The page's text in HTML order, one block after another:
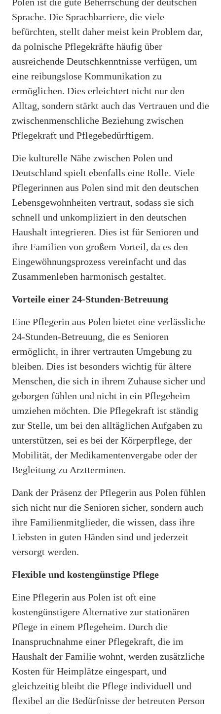
Sprache. Die Sprachbarriere, die viele
befürchten, stellt daher meist kein Problem dar,
da polnische Pflegekräfte häufig über
ausreichende Deutschkenntnisse verfügen, um
eine reibungslose Kommunikation zu
ermöglichen. Dies erleichtert nicht nur den
Alltag, sondern stärkt auch das Vertrauen und die
zwischenmenschliche Beziehung zwischen
Pflegekraft und Pflegebedürftigem.
Die kulturelle Nähe zwischen Polen und
Deutschland spielt ebenfalls eine Rolle. Viele
Pflegerinnen aus Polen sind mit den deutschen
Lebensgewohnheiten vertraut, sodass sie sich
schnell und unkompliziert in den deutschen
Haushalt integrieren. Dies ist für Senioren und
ihre Familien von großem Vorteil, da es den
Eingewöhnungsprozess vereinfacht und das
Zusammenleben harmonisch gestaltet.
Vorteile einer 24-Stunden-Betreuung
Eine Pflegerin aus Polen bietet eine verlässliche
24-Stunden-Betreuung, die es Senioren
ermöglicht, in ihrer vertrauten Umgebung zu
bleiben. Dies ist besonders wichtig für ältere
Menschen, die sich in ihrem Zuhause sicher und
geborgen fühlen und nicht in ein Pflegeheim
umziehen möchten. Die Pflegekraft ist ständig
zur Stelle, um bei den alltäglichen Aufgaben zu
unterstützen, sei es bei der Körperpflege, der
Mobilität, der Medikamentenvergabe oder der
Begleitung zu Arztterminen.
Dank der Präsenz der Pflegerin aus Polen fühlen
sich nicht nur die Senioren sicher, sondern auch
ihre Familienmitglieder, die wissen, dass ihre
Liebsten in guten Händen sind und jederzeit
versorgt werden.
Flexible und kostengünstige Pflege
Eine Pflegerin aus Polen ist oft eine
kostengünstigere Alternative zur stationären
Pflege in einem Pflegeheim. Durch die
Inanspruchnahme einer Pflegekraft, die im
Haushalt der Familie wohnt, werden zusätzliche
Kosten für Heimplätze eingespart, und
gleichzeitig bleibt die Pflege individuell und
flexibel an die Bedürfnisse der betreuten Person